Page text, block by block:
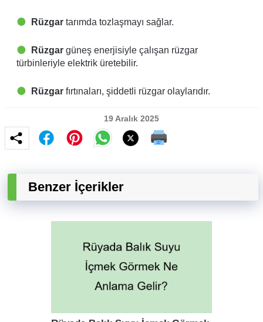
Rüzgar tarımda tozlaşmayı sağlar.
Rüzgar güneş enerjisiyle çalışan rüzgar
türbinleriyle elektrik üretebilir.
Rüzgar fırtınaları, şiddetli rüzgar olaylarıdır.
19 Aralık 2025
Benzer İçerikler